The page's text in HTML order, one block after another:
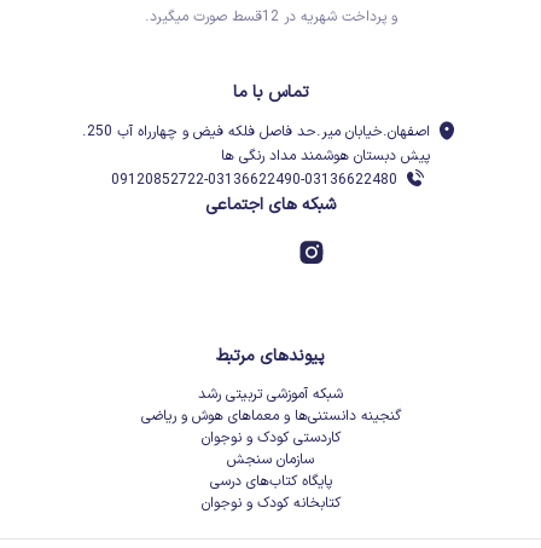
و پرداخت شهریه در 12قسط صورت میگیرد.
تماس با ما
اصفهان.خیابان میر.حد فاصل فلکه فیض و چهارراه آب 250.
پیش دبستان هوشمند مداد رنگی ها
09120852722-03136622490-03136622480
شبکه های اجتماعی
پیوندهای مرتبط
شبکه آموزشی تربیتی رشد
گنجینه دانستنی‌ها و معماهای هوش و ریاضی
کاردستی کودک و نوجوان
سازمان سنجش
پایگاه کتاب‌های درسی
کتابخانه کودک و نوجوان